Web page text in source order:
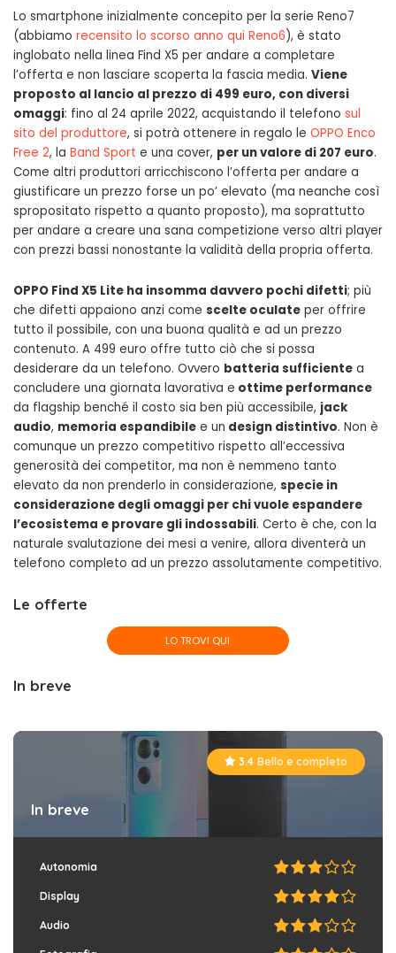
Lo smartphone inizialmente concepito per la serie Reno7
(abbiamo recensito lo scorso anno qui Reno6), è stato
inglobato nella linea Find X5 per andare a completare
l’offerta e non lasciare scoperta la fascia media. Viene
proposto al lancio al prezzo di 499 euro, con diversi
omaggi: fino al 24 aprile 2022, acquistando il telefono sul
sito del produttore, si potrà ottenere in regalo le OPPO Enco
Free 2, la Band Sport e una cover, per un valore di 207 euro.
Come altri produttori arricchiscono l’offerta per andare a
giustificare un prezzo forse un po’ elevato (ma neanche così
spropositato rispetto a quanto proposto), ma soprattutto
per andare a creare una sana competizione verso altri player
con prezzi bassi nonostante la validità della propria offerta.
OPPO Find X5 Lite ha insomma davvero pochi difetti; più
che difetti appaiono anzi come scelte oculate per offrire
tutto il possibile, con una buona qualità e ad un prezzo
contenuto. A 499 euro offre tutto ciò che si possa
desiderare da un telefono. Ovvero batteria sufficiente a
concludere una giornata lavorativa e ottime performance
da flagship benché il costo sia ben più accessibile, jack
audio, memoria espandibile e un design distintivo. Non è
comunque un prezzo competitivo rispetto all’eccessiva
generosità dei competitor, ma non è nemmeno tanto
elevato da non prenderlo in considerazione, specie in
considerazione degli omaggi per chi vuole espandere
l’ecosistema e provare gli indossabili. Certo è che, con la
naturale svalutazione dei mesi a venire, allora diventerà un
telefono completo ad un prezzo assolutamente competitivo.
Le offerte
LO TROVI QUI
In breve
In breve
3.4 Bello e completo
Autonomia
Display
Audio